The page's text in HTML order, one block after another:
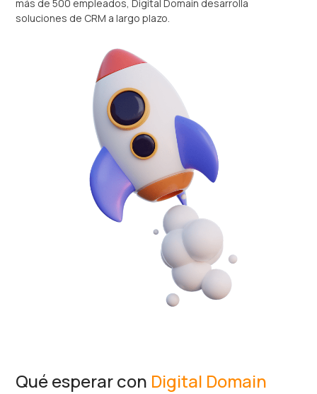
más de 500 empleados, Digital Domain desarrolla
soluciones de CRM a largo plazo.
Qué esperar con Digital Domain